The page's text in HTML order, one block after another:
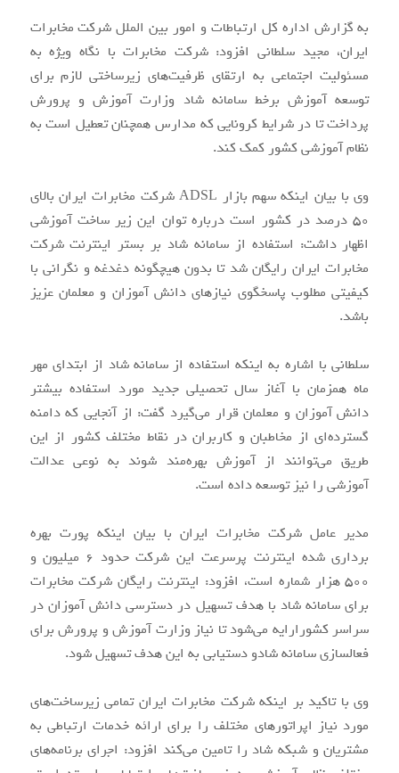
به گزارش اداره کل ارتباطات و امور بین الملل شرکت مخابرات
ایران، مجید سلطانی افزود: شرکت مخابرات با نگاه ویژه به
مسئولیت اجتماعی به ارتقای ظرفیت‌های زیرساختی لازم برای
توسعه آموزش برخط سامانه شاد وزارت آموزش و پرورش
پرداخت تا در شرایط کرونایی که مدارس همچنان تعطیل است به
نظام آموزشی کشور کمک کند.
وی با بیان اینکه سهم بازار ADSL شرکت مخابرات ایران بالای
۵۰ درصد در کشور است درباره توان این زیر ساخت آموزشی
اظهار داشت: استفاده از سامانه شاد بر بستر اینترنت شرکت
مخابرات ایران رایگان شد تا بدون هیچگونه دغدغه و نگرانی با
کیفیتی مطلوب پاسخگوی نیازهای دانش آموزان و معلمان عزیز
باشد.
سلطانی با اشاره به اینکه استفاده از سامانه شاد از ابتدای مهر
ماه همزمان با آغاز سال تحصیلی جدید مورد استفاده بیشتر
دانش آموزان و معلمان قرار می‌گیرد گفت: از آنجایی که دامنه
گسترده‌ای از مخاطبان و کاربران در نقاط مختلف کشور از این
طریق می‌توانند از آموزش بهره‌مند شوند به نوعی عدالت
آموزشی را نیز توسعه داده است.
مدیر عامل شرکت مخابرات ایران با بیان اینکه پورت بهره
برداری شده اینترنت پرسرعت این شرکت حدود ۶ میلیون و
۵۰۰ هزار شماره است، افزود: اینترنت رایگان شرکت مخابرات
برای سامانه شاد با هدف تسهیل در دسترسی دانش آموزان در
سراسر کشورارایه می‌شود تا نیاز وزارت آموزش و پرورش برای
فعالسازی سامانه شادو دستیابی به این هدف تسهیل شود.
وی با تاکید بر اینکه شرکت مخابرات ایران تمامی زیرساخت‌های
مورد نیاز اپراتورهای مختلف را برای ارائه خدمات ارتباطی به
مشتریان و شبکه شاد را تامین می‌کند افزود: اجرای برنامه‌های